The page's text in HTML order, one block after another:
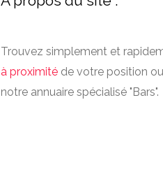
Trouvez simplement et
à proximité de votre position
notre annuaire spécialisé "Bars".